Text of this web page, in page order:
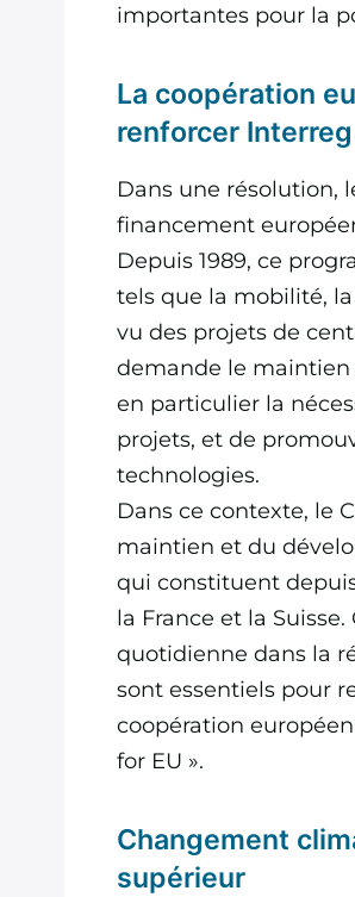
importantes pour la
La coopération
renforcer
Dans une résolution,
financement
Depuis 1989, ce
tels que la mobilité,
vu des projets de
demande le maintien
en particulier la
projets, et de
technologies.
Dans ce contexte, le
maintien et du
qui constituent
la France et la
quotidienne dans la
sont essentiels pour
coopération
for EU ».
Changement
supérieur